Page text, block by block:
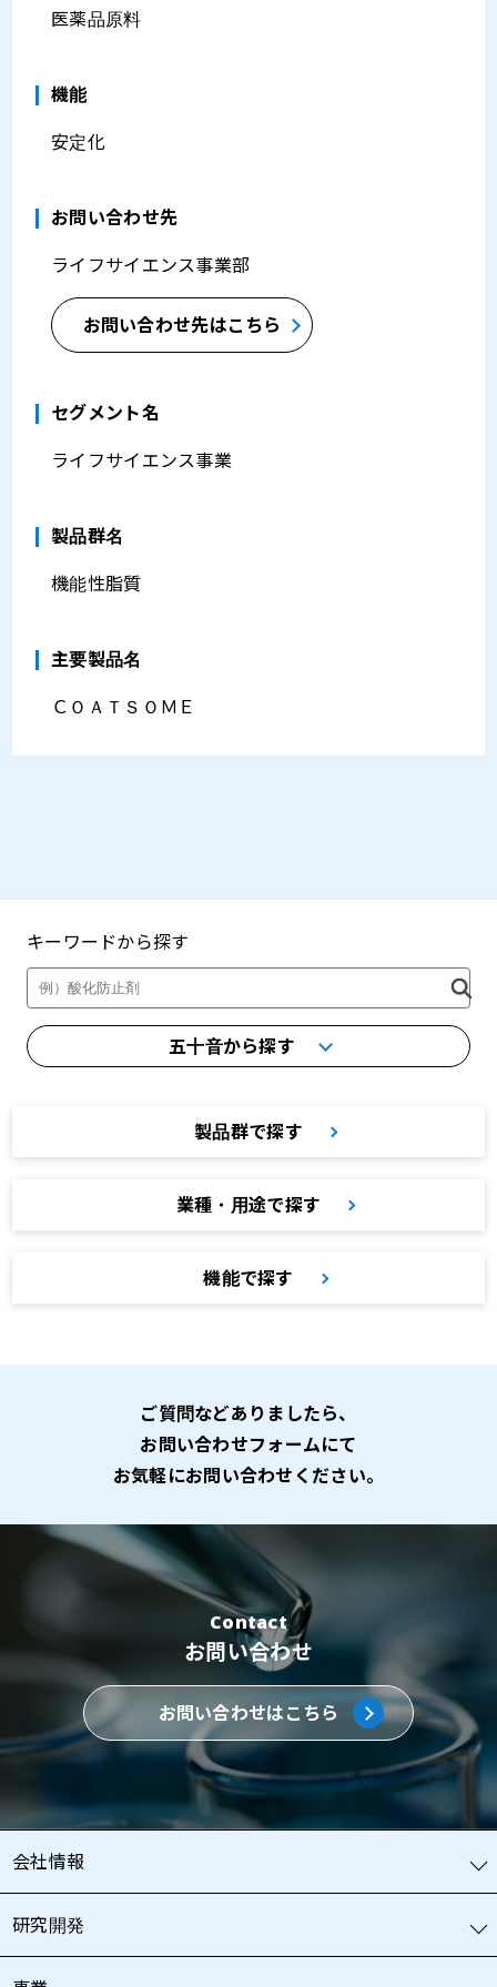
医薬品原料
機能
安定化
お問い合わせ先
ライフサイエンス事業部
お問い合わせ先はこちら
セグメント名
ライフサイエンス事業
製品群名
機能性脂質
主要製品名
ＣＯＡＴＳＯＭＥ
キーワードから探す
五十音から探す
製品群で探す
業種・用途で探す
機能で探す
ご質問などありましたら、
お問い合わせフォームにて
お気軽にお問い合わせください。
Contact
お問い合わせ
お問い合わせはこちら
会社情報
研究開発